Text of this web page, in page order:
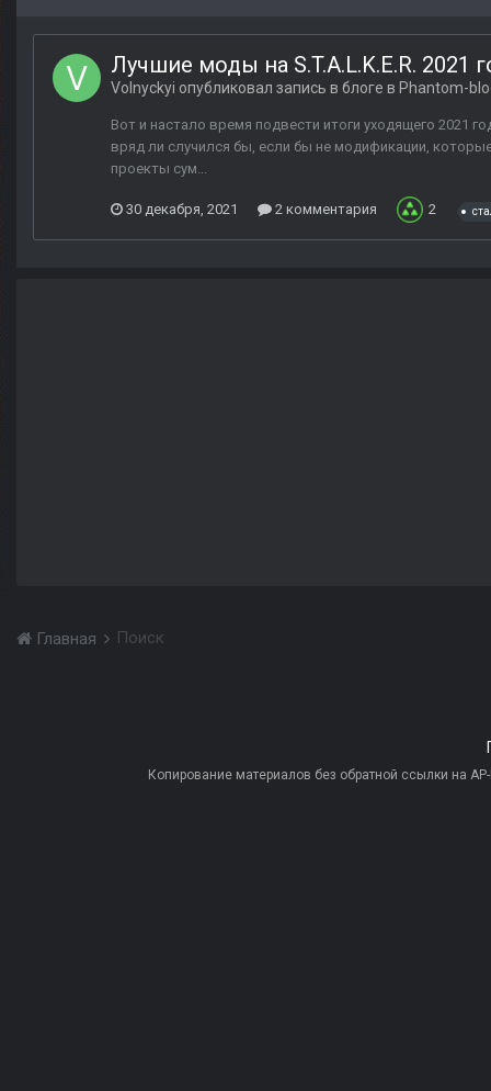
Лучшие моды на S.T.A.L.K.E.R. 2021
Volnyckyi опубликовал запись в блоге в Phantom-
Вот и настало время подвести итоги уходящего 2021
вряд ли случился бы, если бы не модификации,
проекты сум...
30 декабря, 2021 2 комментария 2
Главная Поиск
Копирование материалов без обратной ссылки на